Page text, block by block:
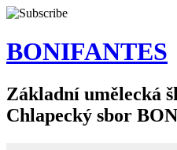
BONIFANTES
Základní umělecká
Chlapecký sbor